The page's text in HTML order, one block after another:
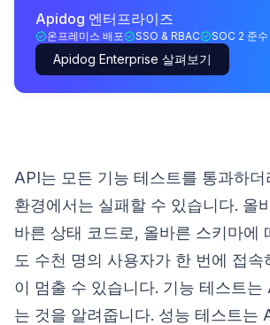
Apidog 엔터프라이즈
온프레미스 배포 SSO & RBAC SOC 2 준수
Apidog Enterprise 살펴보기
API는 모든 기능 테스트를 통과하더
환경에서는 실패할 수 있습니다. 올
바른 상태 코드로, 올바른 스키마에
도 수천 명의 사용자가 한 번에 접속
이 멈출 수 있습니다. 기능 테스트는
는 것을 알려줍니다. 성능 테스트는